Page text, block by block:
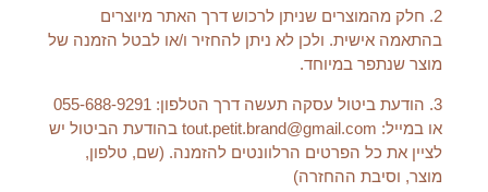
2. חלק מהמוצרים שניתן לרכוש דרך האתר מיוצרים
בהתאמה אישית. ולכן לא ניתן להחזיר ו/או לבטל הזמנה של
מוצר שנתפר במיוחד.
3. הודעת ביטול עסקה תעשה דרך הטלפון: 055-688-9291
או במייל: tout.petit.brand@gmail.com בהודעת הביטול יש
לציין את כל הפרטים הרלוונטים להזמנה. (שם, טלפון,
מוצר, וסיבת ההחזרה)